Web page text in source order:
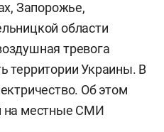
Запорожье,
области
тревога
территории Украины. В
Об этом
на местные СМИ